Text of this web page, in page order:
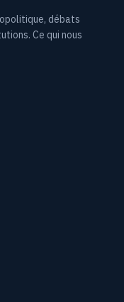
débats
Ce qui nous